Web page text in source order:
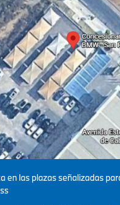
en las plazas señalizadas